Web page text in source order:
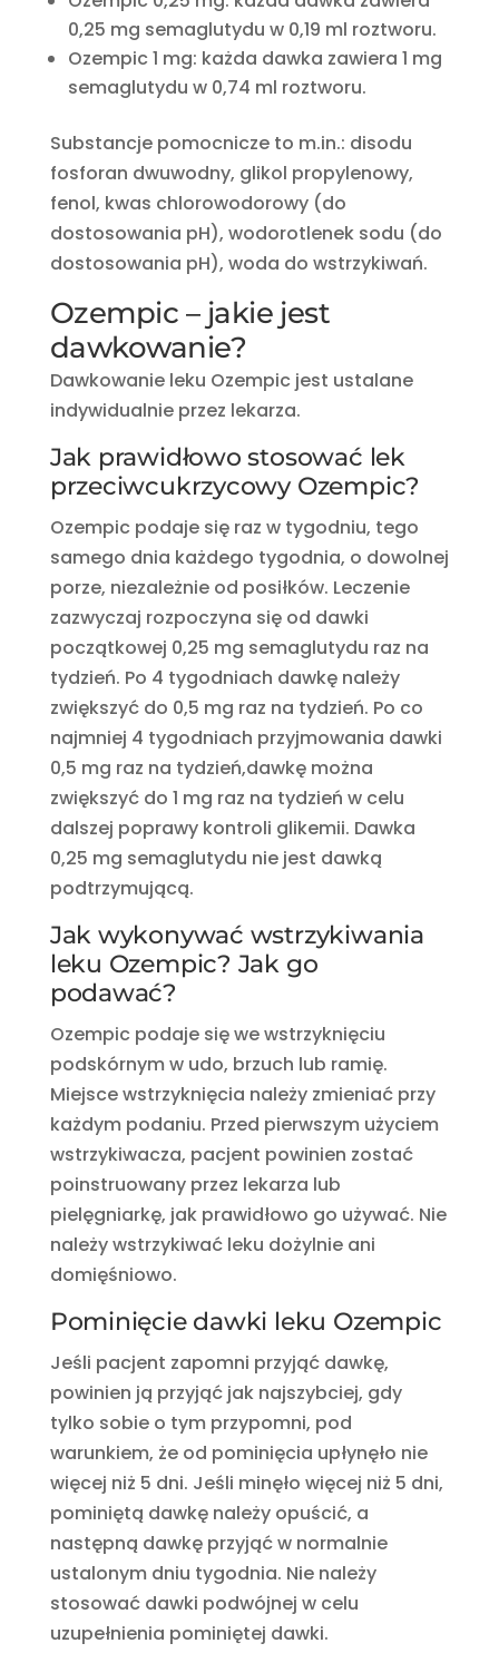
0,25 mg semaglutydu w 0,19 ml roztworu.
Ozempic 1 mg: każda dawka zawiera 1 mg
semaglutydu w 0,74 ml roztworu.
Substancje pomocnicze to m.in.: disodu
fosforan dwuwodny, glikol propylenowy,
fenol, kwas chlorowodorowy (do
dostosowania pH), wodorotlenek sodu (do
dostosowania pH), woda do wstrzykiwań.
Ozempic – jakie jest
dawkowanie?
Dawkowanie leku Ozempic jest ustalane
indywidualnie przez lekarza.
Jak prawidłowo stosować lek
przeciwcukrzycowy Ozempic?
Ozempic podaje się raz w tygodniu, tego
samego dnia każdego tygodnia, o dowolnej
porze, niezależnie od posiłków. Leczenie
zazwyczaj rozpoczyna się od dawki
początkowej 0,25 mg semaglutydu raz na
tydzień. Po 4 tygodniach dawkę należy
zwiększyć do 0,5 mg raz na tydzień. Po co
najmniej 4 tygodniach przyjmowania dawki
0,5 mg raz na tydzień,dawkę można
zwiększyć do 1 mg raz na tydzień w celu
dalszej poprawy kontroli glikemii. Dawka
0,25 mg semaglutydu nie jest dawką
podtrzymującą.
Jak wykonywać wstrzykiwania
leku Ozempic? Jak go
podawać?
Ozempic podaje się we wstrzyknięciu
podskórnym w udo, brzuch lub ramię.
Miejsce wstrzyknięcia należy zmieniać przy
każdym podaniu. Przed pierwszym użyciem
wstrzykiwacza, pacjent powinien zostać
poinstruowany przez lekarza lub
pielęgniarkę, jak prawidłowo go używać. Nie
należy wstrzykiwać leku dożylnie ani
domięśniowo.
Pominięcie dawki leku Ozempic
Jeśli pacjent zapomni przyjąć dawkę,
powinien ją przyjąć jak najszybciej, gdy
tylko sobie o tym przypomni, pod
warunkiem, że od pominięcia upłynęło nie
więcej niż 5 dni. Jeśli minęło więcej niż 5 dni,
pominiętą dawkę należy opuścić, a
następną dawkę przyjąć w normalnie
ustalonym dniu tygodnia. Nie należy
stosować dawki podwójnej w celu
uzupełnienia pominiętej dawki.